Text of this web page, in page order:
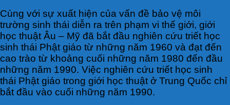
Cùng với sự xuất hiện của vấn đề bảo vệ môi
trường sinh thái diễn ra trên phạm vi thế giới, giới
học thuật Âu – Mỹ đã bắt đầu nghiên cứu triết học
sinh thái Phật giáo từ những năm 1960 và đạt đến
cao trào từ khoảng cuối những năm 1980 đến đầu
những năm 1990. Việc nghiên cứu triết học sinh
thái Phật giáo trong giới học thuật ở Trung Quốc chỉ
bắt đầu vào cuối những năm 1990.